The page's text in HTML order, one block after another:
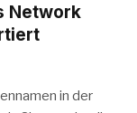
Network
in der